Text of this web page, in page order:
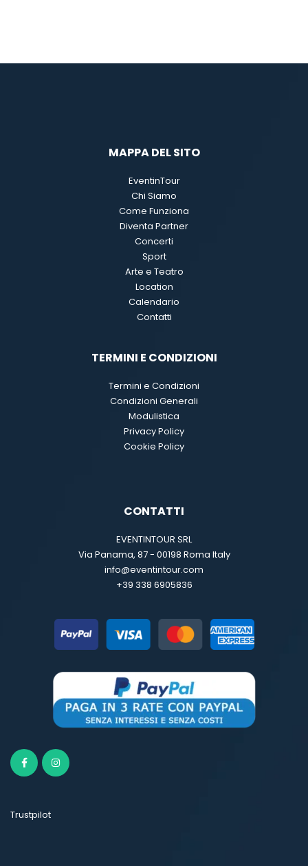
MAPPA DEL SITO
EventinTour
Chi Siamo
Come Funziona
Diventa Partner
Concerti
Sport
Arte e Teatro
Location
Calendario
Contatti
TERMINI E CONDIZIONI
Termini e Condizioni
Condizioni Generali
Modulistica
Privacy Policy
Cookie Policy
CONTATTI
EVENTINTOUR SRL
Via Panama, 87 - 00198 Roma Italy
info@eventintour.com
+39 338 6905836
Trustpilot